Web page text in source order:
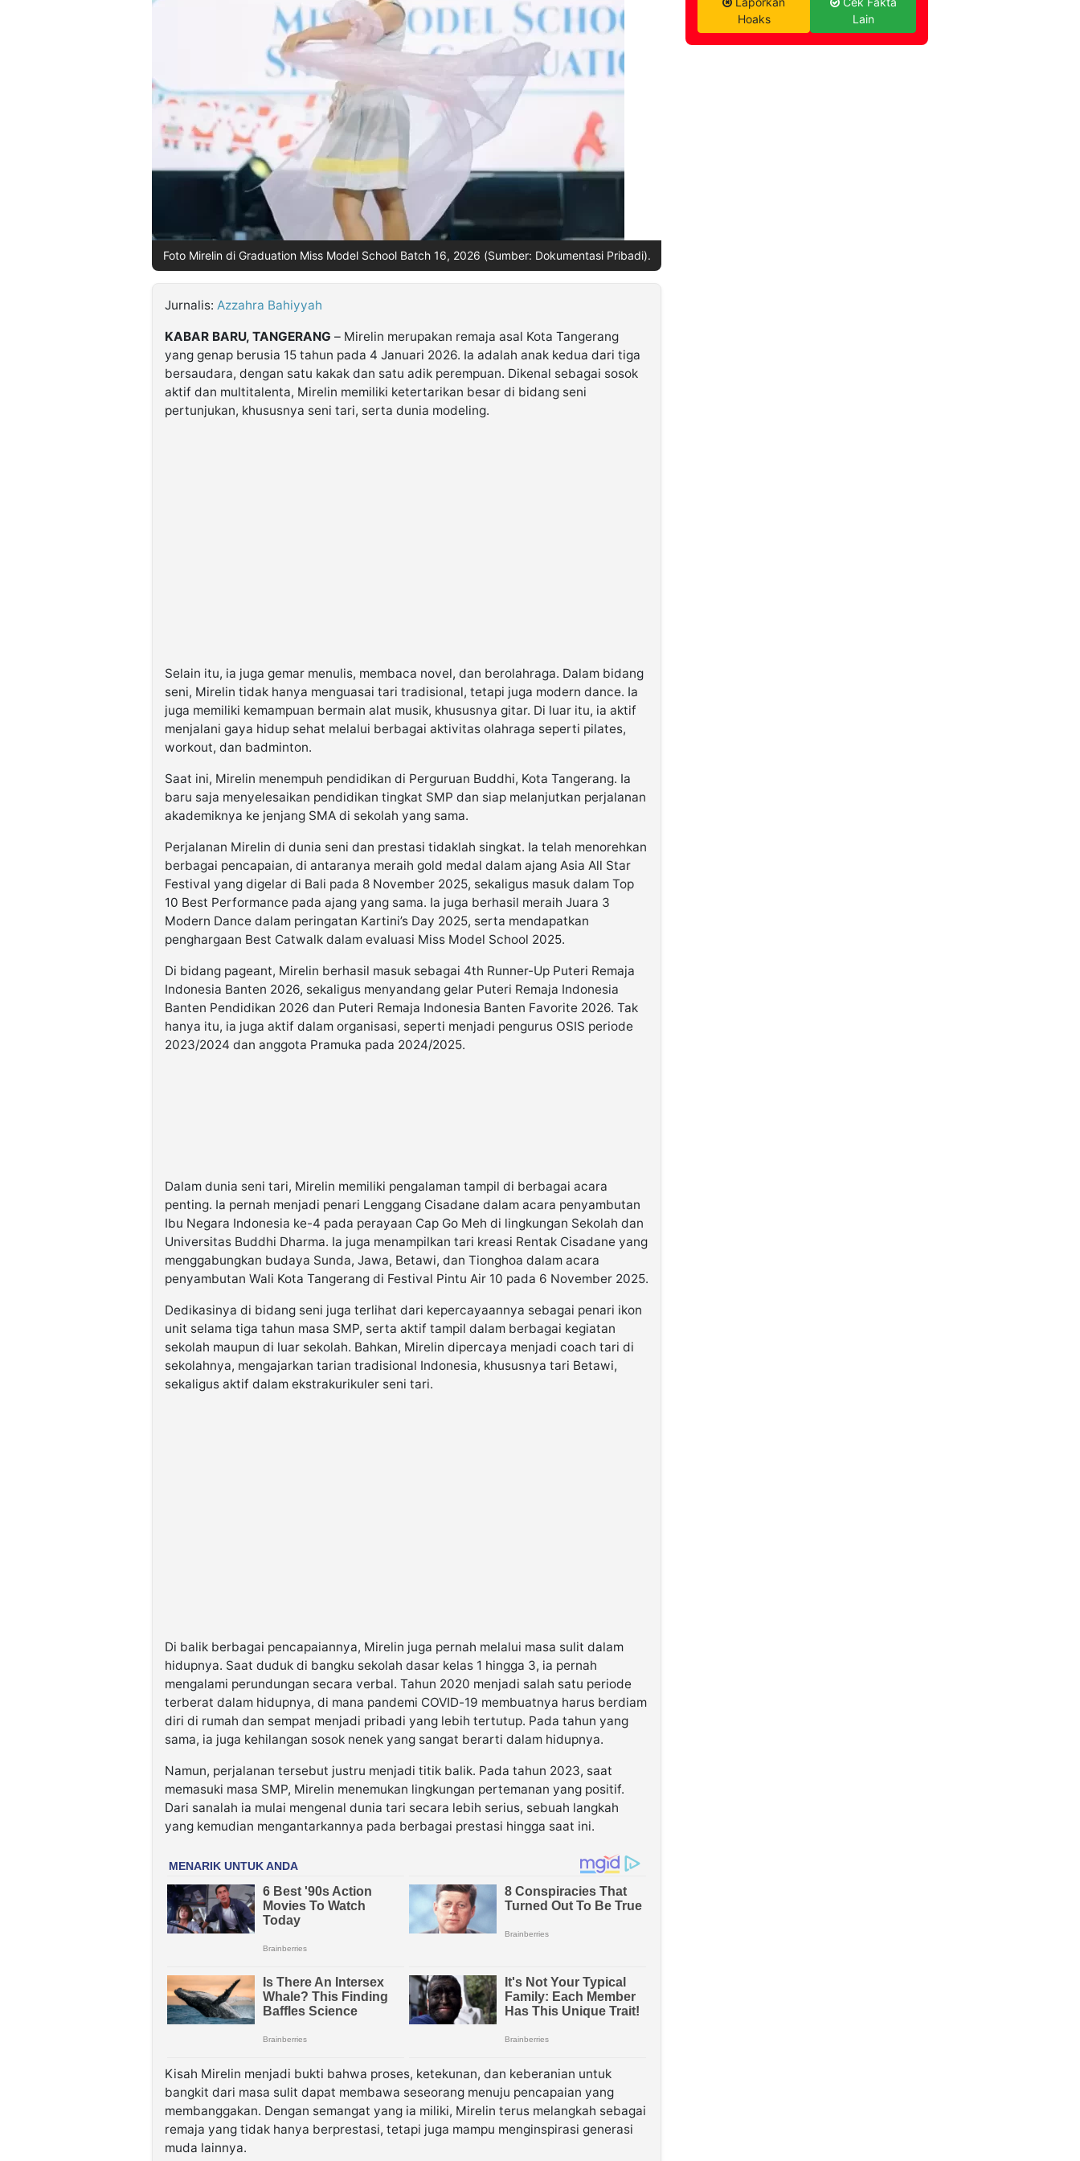
Foto Mirelin di Graduation Miss Model School Batch 16, 2026 (Sumber: Dokumentasi Pribadi).
Jurnalis: Azzahra Bahiyyah
KABAR BARU, TANGERANG – Mirelin merupakan remaja asal Kota Tangerang
yang genap berusia 15 tahun pada 4 Januari 2026. Ia adalah anak kedua dari tiga
bersaudara, dengan satu kakak dan satu adik perempuan. Dikenal sebagai sosok
aktif dan multitalenta, Mirelin memiliki ketertarikan besar di bidang seni
pertunjukan, khususnya seni tari, serta dunia modeling.
Selain itu, ia juga gemar menulis, membaca novel, dan berolahraga. Dalam bidang
seni, Mirelin tidak hanya menguasai tari tradisional, tetapi juga modern dance. Ia
juga memiliki kemampuan bermain alat musik, khususnya gitar. Di luar itu, ia aktif
menjalani gaya hidup sehat melalui berbagai aktivitas olahraga seperti pilates,
workout, dan badminton.
Saat ini, Mirelin menempuh pendidikan di Perguruan Buddhi, Kota Tangerang. Ia
baru saja menyelesaikan pendidikan tingkat SMP dan siap melanjutkan perjalanan
akademiknya ke jenjang SMA di sekolah yang sama.
Perjalanan Mirelin di dunia seni dan prestasi tidaklah singkat. Ia telah menorehkan
berbagai pencapaian, di antaranya meraih gold medal dalam ajang Asia All Star
Festival yang digelar di Bali pada 8 November 2025, sekaligus masuk dalam Top
10 Best Performance pada ajang yang sama. Ia juga berhasil meraih Juara 3
Modern Dance dalam peringatan Kartini’s Day 2025, serta mendapatkan
penghargaan Best Catwalk dalam evaluasi Miss Model School 2025.
Di bidang pageant, Mirelin berhasil masuk sebagai 4th Runner-Up Puteri Remaja
Indonesia Banten 2026, sekaligus menyandang gelar Puteri Remaja Indonesia
Banten Pendidikan 2026 dan Puteri Remaja Indonesia Banten Favorite 2026. Tak
hanya itu, ia juga aktif dalam organisasi, seperti menjadi pengurus OSIS periode
2023/2024 dan anggota Pramuka pada 2024/2025.
Dalam dunia seni tari, Mirelin memiliki pengalaman tampil di berbagai acara
penting. Ia pernah menjadi penari Lenggang Cisadane dalam acara penyambutan
Ibu Negara Indonesia ke-4 pada perayaan Cap Go Meh di lingkungan Sekolah dan
Universitas Buddhi Dharma. Ia juga menampilkan tari kreasi Rentak Cisadane yang
menggabungkan budaya Sunda, Jawa, Betawi, dan Tionghoa dalam acara
penyambutan Wali Kota Tangerang di Festival Pintu Air 10 pada 6 November 2025.
Dedikasinya di bidang seni juga terlihat dari kepercayaannya sebagai penari ikon
unit selama tiga tahun masa SMP, serta aktif tampil dalam berbagai kegiatan
sekolah maupun di luar sekolah. Bahkan, Mirelin dipercaya menjadi coach tari di
sekolahnya, mengajarkan tarian tradisional Indonesia, khususnya tari Betawi,
sekaligus aktif dalam ekstrakurikuler seni tari.
Di balik berbagai pencapaiannya, Mirelin juga pernah melalui masa sulit dalam
hidupnya. Saat duduk di bangku sekolah dasar kelas 1 hingga 3, ia pernah
mengalami perundungan secara verbal. Tahun 2020 menjadi salah satu periode
terberat dalam hidupnya, di mana pandemi COVID-19 membuatnya harus berdiam
diri di rumah dan sempat menjadi pribadi yang lebih tertutup. Pada tahun yang
sama, ia juga kehilangan sosok nenek yang sangat berarti dalam hidupnya.
Namun, perjalanan tersebut justru menjadi titik balik. Pada tahun 2023, saat
memasuki masa SMP, Mirelin menemukan lingkungan pertemanan yang positif.
Dari sanalah ia mulai mengenal dunia tari secara lebih serius, sebuah langkah
yang kemudian mengantarkannya pada berbagai prestasi hingga saat ini.
Kisah Mirelin menjadi bukti bahwa proses, ketekunan, dan keberanian untuk
bangkit dari masa sulit dapat membawa seseorang menuju pencapaian yang
membanggakan. Dengan semangat yang ia miliki, Mirelin terus melangkah sebagai
remaja yang tidak hanya berprestasi, tetapi juga mampu menginspirasi generasi
muda lainnya.
Hoaks
Lain